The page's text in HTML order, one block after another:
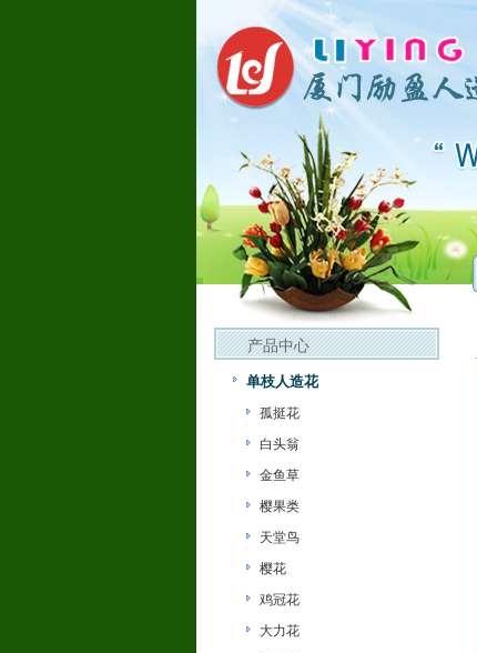
产品中心
单枝人造花
孤挺花
白头翁
金鱼草
樱果类
天堂鸟
樱花
鸡冠花
大力花